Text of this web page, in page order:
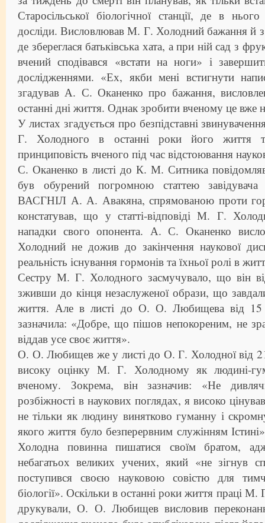
Старосільської біологічної станції, де в
досліди. Висловлював М. Г. Холодний бажання й
де збереглася батьківська хата, а при ній сад з
вчений сподівався «встати на ноги» і
дослідженнями. «Ех, якби мені встигнути
згадував А. С. Оканенко про бажання,
останні дні життя. Однак зробити вченому це вже
У листах згадується про безпідставні
Г. Холодного в останні роки його життя
принциповість вченого під час відстоювання
С. Оканенко в листі до К. М. Ситника
був обурений погромною статтею завідувача
ВАСГНІЛ А. А. Авакяна, спрямованою проти
констатував, що у статті-відповіді М. Г.
нападки свого опонента. А. С. Оканенко
Холодний не дожив до закінчення наукової
реальність існування гормонів та їхньої ролі в
Сестру М. Г. Холодного засмучувало, що він
зживши до кінця незаслуженої образи, що
життя. Але в листі до О. О. Любищева від 15
зазначила: «Добре, що пішов непокореним, не
віддав усе своє життя».
О. О. Любищев же у листі до О. Г. Холодної від
високу оцінку М. Г. Холодному як людині-
вченому. Зокрема, він зазначив: «Не
розбіжності в наукових поглядах, я високо
не тільки як людину винятково гуманну і
якого життя було безперервним служінням
Холодна повинна пишатися своїм братом,
небагатьох великих учених, який «не зігнув
поступився своєю науковою совістю для
біології». Оскільки в останні роки життя праці
друкували, О. О. Любищев висловив